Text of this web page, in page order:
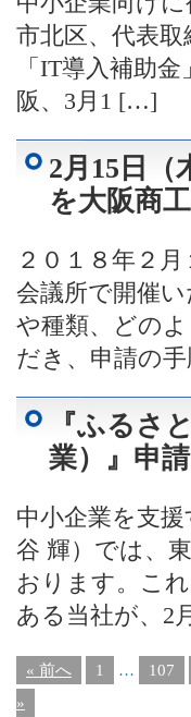
市北区、代表
「IT導入補助
阪、3月1 […]
2月15日（
を大阪商
２０１８年２
会議所で開催
や種類、どの
だき、申請の
『ふるさ
業）』申
中小企業を支
谷 輝）では、
おります。こ
ある当社が、2
« 前へ 1 … 107
»